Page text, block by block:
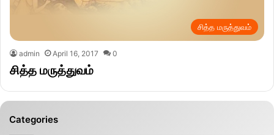
சித்த மருத்துவம்
admin April 16, 2017 0
சித்த மருத்துவம்
Categories